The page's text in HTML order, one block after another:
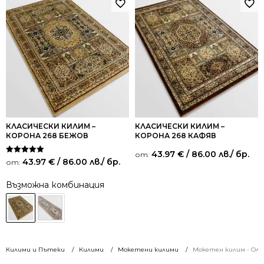
Килими и Пътеки Килими Мокетени килими Мокетен килим -
КЛАСИЧЕСКИ КИЛИМ –
КОРОНА 268 БЕЖОВ
Оценено на
5.00
от: 43.97 € / 86.00 лв./ бр.
Възможна комбинация
КЛАСИЧЕСКИ КИЛИМ –
КОРОНА 268 КАФЯВ
от: 43.97 € / 86.00 лв./ бр.